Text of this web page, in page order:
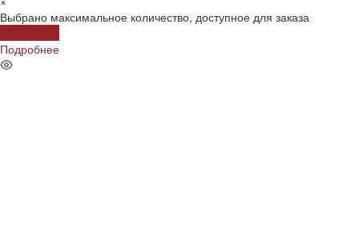
Выбрано максимальное количество, доступное для заказа
Подробнее